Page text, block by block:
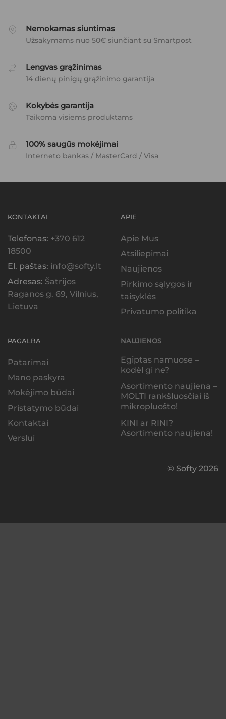
Nemokamas siuntimas
Užsakymams nuo 50€ siunčiant su Smartpost
Lengvas grąžinimas
14 dienų pinigų grąžinimo garantija
Kokybės garantija
Taikoma visiems produktams
100% saugūs mokėjimai
Interneto bankas / MasterCard / Visa
KONTAKTAI
Telefonas: +370 612
18500
El. paštas: info@softy.lt
Adresas: Šatrijos
Raganos g. 69, Vilnius,
Lietuva
APIE
Apie Mus
Atsiliepimai
Naujienos
Pirkimo sąlygos ir
taisyklės
Privatumo politika
PAGALBA
Patarimai
Mano paskyra
Mokėjimo būdai
Pristatymo būdai
Kontaktai
Verslui
NAUJIENOS
Egiptas namuose –
kodėl gi ne?
Asortimento naujiena –
MOLTI rankšluosčiai iš
mikropluošto!
KINI ar RINI?
Asortimento naujiena!
© Softy 2026